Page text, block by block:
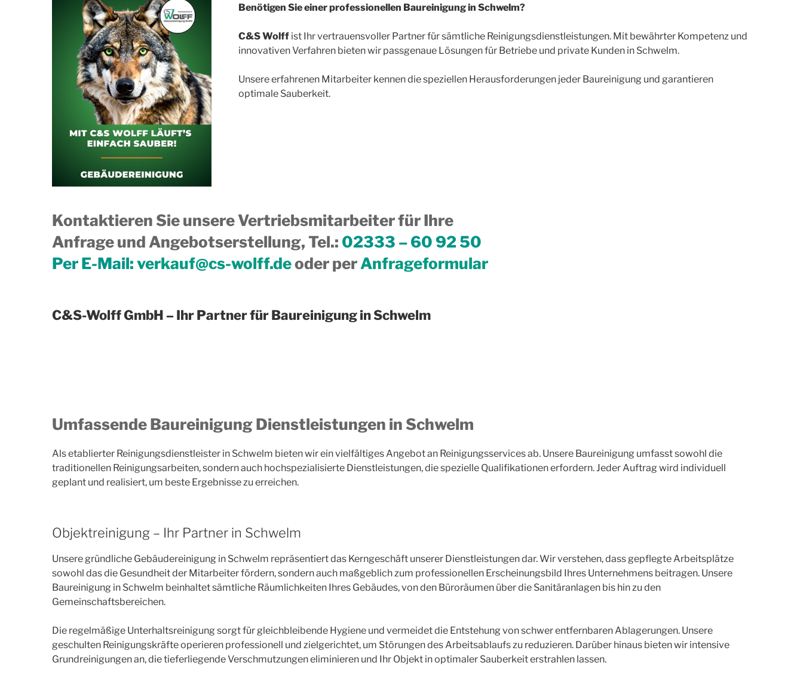
Benötigen Sie einer professionellen Baureinigung in Schwelm?
C&S Wolff ist Ihr vertrauensvoller Partner für sämtliche Reinigungsdienstleistungen. Mit bewährter Kompetenz und
innovativen Verfahren bieten wir passgenaue Lösungen für Betriebe und private Kunden in Schwelm.
Unsere erfahrenen Mitarbeiter kennen die speziellen Herausforderungen jeder Baureinigung und garantieren
optimale Sauberkeit.
Kontaktieren Sie unsere Vertriebsmitarbeiter für Ihre
Anfrage und Angebotserstellung, Tel.: 02333 – 60 92 50
Per E-Mail:verkauf@cs-wolff.deoder perAnfrageformular
C&S-Wolff GmbH – Ihr Partner für Baureinigung in Schwelm
Umfassende Baureinigung Dienstleistungen in Schwelm
Als etablierter Reinigungsdienstleister in Schwelm bieten wir ein vielfältiges Angebot an Reinigungsservices ab. Unsere Baureinigung umfasst sowohl die
traditionellen Reinigungsarbeiten, sondern auch hochspezialisierte Dienstleistungen, die spezielle Qualifikationen erfordern. Jeder Auftrag wird individuell
geplant und realisiert, um beste Ergebnisse zu erreichen.
Objektreinigung – Ihr Partner in Schwelm
Unsere gründliche Gebäudereinigung in Schwelm repräsentiert das Kerngeschäft unserer Dienstleistungen dar. Wir verstehen, dass gepflegte Arbeitsplätze
sowohl das die Gesundheit der Mitarbeiter fördern, sondern auch maßgeblich zum professionellen Erscheinungsbild Ihres Unternehmens beitragen. Unsere
Baureinigung in Schwelm beinhaltet sämtliche Räumlichkeiten Ihres Gebäudes, von den Büroräumen über die Sanitäranlagen bis hin zu den
Gemeinschaftsbereichen.
Die regelmäßige Unterhaltsreinigung sorgt für gleichbleibende Hygiene und vermeidet die Entstehung von schwer entfernbaren Ablagerungen. Unsere
geschulten Reinigungskräfte operieren professionell und zielgerichtet, um Störungen des Arbeitsablaufs zu reduzieren. Darüber hinaus bieten wir intensive
Grundreinigungen an, die tieferliegende Verschmutzungen eliminieren und Ihr Objekt in optimaler Sauberkeit erstrahlen lassen.